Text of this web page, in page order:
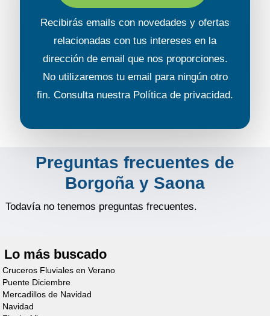
Crusader
presupuesto
Cruiser
Premium+ XL
Recibirás emails con novedades y ofertas
relacionadas con tus intereses en la
dirección de email que nos proporciones.
No utilizaremos tu email para ningún otro
fin. Consulta nuestra Política de privacidad.
Preguntas frecuentes de
Borgoña y Saona
Todavía no tenemos preguntas frecuentes.
Lo más buscado
Cruceros Fluviales en Verano
Puente Diciembre
Mercadillos de Navidad
Navidad